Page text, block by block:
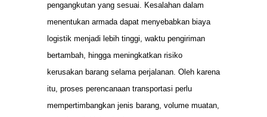
pengangkutan yang sesuai. Kesalahan dalam
menentukan armada dapat menyebabkan biaya
logistik menjadi lebih tinggi, waktu pengiriman
bertambah, hingga meningkatkan risiko
kerusakan barang selama perjalanan. Oleh karena
itu, proses perencanaan transportasi perlu
mempertimbangkan jenis barang, volume muatan,